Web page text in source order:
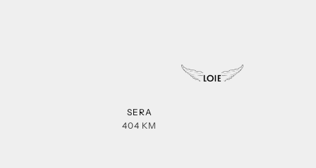
SERA
404 KM